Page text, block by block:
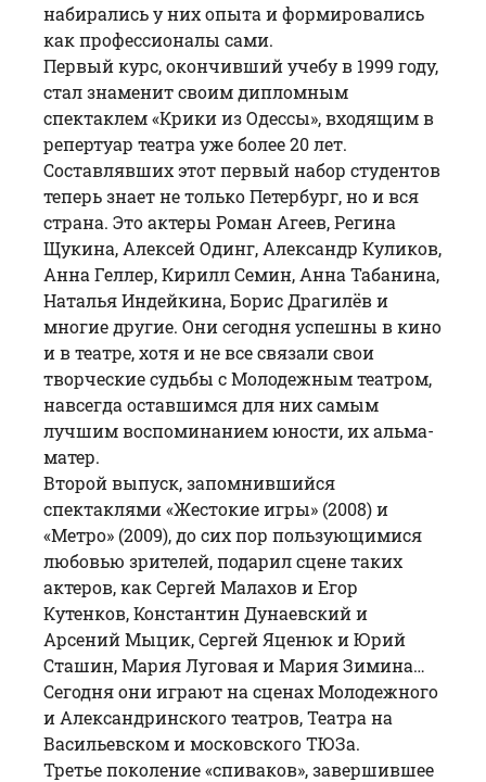
набирались у них опыта и формировались
как профессионалы сами.
Первый курс, окончивший учебу в 1999 году,
стал знаменит своим дипломным
спектаклем «Крики из Одессы», входящим в
репертуар театра уже более 20 лет.
Составлявших этот первый набор студентов
теперь знает не только Петербург, но и вся
страна. Это актеры Роман Агеев,Регина
Щукина, Алексей Одинг, Александр Куликов,
Анна Геллер, Кирилл Семин, Анна Табанина,
Наталья Индейкина,Борис Драгилёви
многие другие. Они сегодня успешны в кино
и в театре, хотя и не все связали свои
творческие судьбы с Молодежным театром,
навсегда оставшимся для них самым
лучшим воспоминанием юности, их альма-
матер.
Второй выпуск, запомнившийся
спектаклями «Жестокие игры» (2008) и
«Метро» (2009), до сих пор пользующимися
любовью зрителей, подарил сцене таких
актеров, какСергей МалаховиЕгор
Кутенков,Константин Дунаевскийи
Арсений Мыцик,Сергей ЯценюкиЮрий
Сташин, Мария Луговая и Мария Зимина…
Сегодня они играют на сценах Молодежного
и Александринского театров, Театра на
Васильевском и московского ТЮЗа.
Третье поколение «спиваков», завершившее